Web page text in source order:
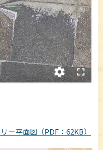
ー平面図（PDF：62KB）